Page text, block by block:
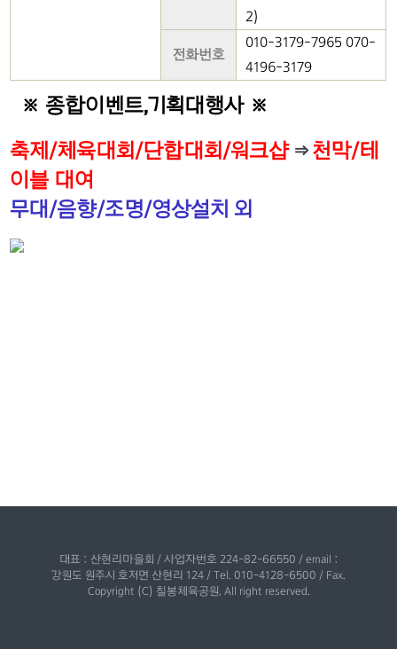
2)
전화번호
010-3179-7965 070-
4196-3179
※ 종합이벤트,기획대행사 ※
축제/체육대회/단합대회/워크샵 ⇒천막/테
이블 대여
무대/음향/조명/영상설치 외
대표 : 산현리마을회 / 사업자번호 224-82-66550 / email :
강원도 원주시 호저면 산현리 124 / Tel. 010-4128-6500 / Fax.
Copyright (C) 칠봉체육공원. All right reserved.